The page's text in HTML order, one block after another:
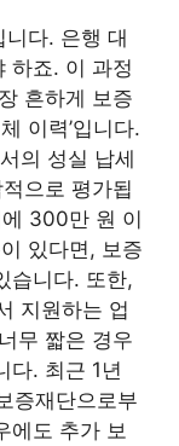
니다. 은행 대
하죠. 이 과정
흔하게 보증
이력’입니다.
의 성실 납세
으로 평가됩
300만 원 이
있다면, 보증
습니다. 또한,
지원하는 업
무 짧은 경우
다. 최근 1년
증재단으로부
에도 추가 보